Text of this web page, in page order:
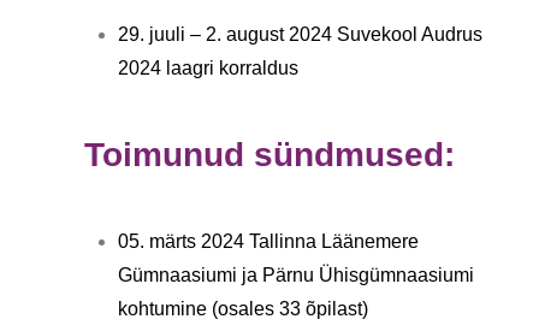
29. juuli – 2. august 2024 Suvekool Audrus
2024 laagri korraldus
Toimunud sündmused:
05. märts 2024 Tallinna Läänemere
Gümnaasiumi ja Pärnu Ühisgümnaasiumi
kohtumine (osales 33 õpilast)